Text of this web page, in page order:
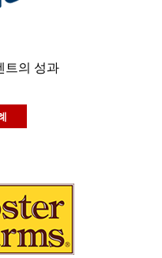
트의 성과